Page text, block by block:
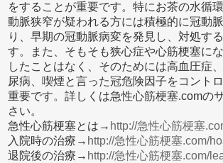
をすることが重要です。特にお茶の水循
動脈狭窄が疑われる方には積極的に冠動
り、早期の冠動脈病変を発見し、対処す
す。また、そもそも狭心症や心筋梗塞に
したことはなく、そのためには高血圧症
尿病、喫煙と言った冠危険因子をコント
重要です。詳しくは急性心筋梗塞.comの
さい。
急性心筋梗塞とは→ http://急性心筋梗塞
入院時の治療→ http://急性心筋梗塞.com/
退院後の治療→ http://急性心筋梗塞.com/